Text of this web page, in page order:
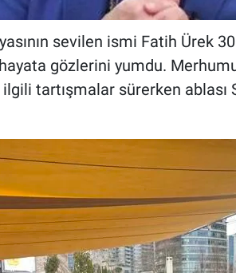
sevilen ismi Fatih Ürek
gözlerini yumdu.
ilgili tartışmalar sürerken ablası